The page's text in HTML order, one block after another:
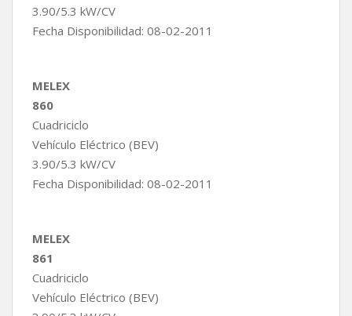
3.90/5.3 kW/CV
Fecha Disponibilidad: 08-02-2011
MELEX
860
Cuadriciclo
Vehículo Eléctrico (BEV)
3.90/5.3 kW/CV
Fecha Disponibilidad: 08-02-2011
MELEX
861
Cuadriciclo
Vehículo Eléctrico (BEV)